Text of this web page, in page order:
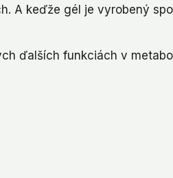
A keďže gél je vyrobený
ďalších funkciách v